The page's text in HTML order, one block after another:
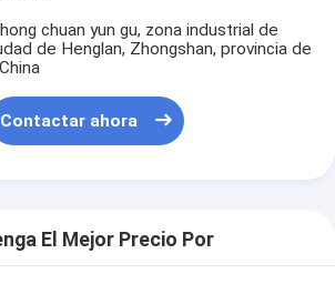
chuan yun gu, zona industrial de
de Henglan, Zhongshan, provincia de
Contactar ahora
El Mejor Precio Por